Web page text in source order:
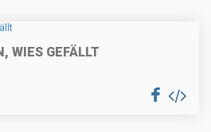
WIES GEFÄLLT